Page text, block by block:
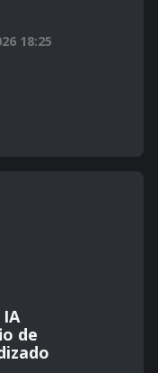
18:25
de